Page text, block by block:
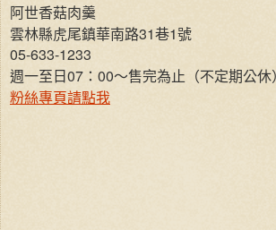
阿世香菇肉羹
雲林縣虎尾鎮華南路31巷1號
05-633-1233
週一至日07：00～售完為止（不定期公休）
粉絲專頁請點我